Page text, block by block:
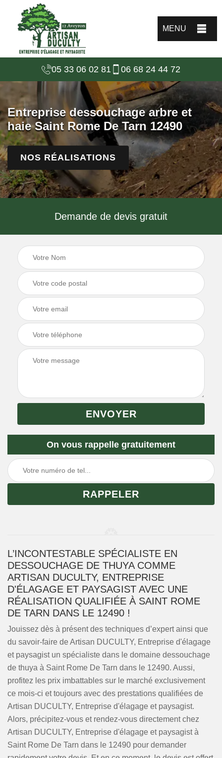
MENU
05 33 06 02 81 06 68 24 44 72
Entreprise dessouchage arbre et
haie Saint Rome De Tarn 12490
NOS RÉALISATIONS
Demande de devis gratuit
On vous rappelle gratuitement
L’INCONTESTABLE SPÉCIALISTE EN
DESSOUCHAGE DE THUYA COMME
ARTISAN DUCULTY, ENTREPRISE
D'ÉLAGAGE ET PAYSAGIST AVEC UNE
RÉALISATION QUALIFIÉE À SAINT ROME
DE TARN DANS LE 12490 !
Jouissez dès à présent des techniques d’expert ainsi que
du savoir-faire de Artisan DUCULTY, Entreprise d'élagage
et paysagist un spécialiste dans le domaine dessouchage
de thuya à Saint Rome De Tarn dans le 12490. Aussi,
profitez les prix imbattables sur le marché exclusivement
ce mois-ci et toujours avec des prestations qualifiées de
Artisan DUCULTY, Entreprise d'élagage et paysagist.
Alors, précipitez-vous et rendez-vous directement chez
Artisan DUCULTY, Entreprise d'élagage et paysagist à
Saint Rome De Tarn dans le 12490 pour demander